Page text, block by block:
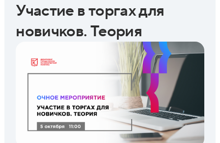
Участие в торгах для
новичков. Теория